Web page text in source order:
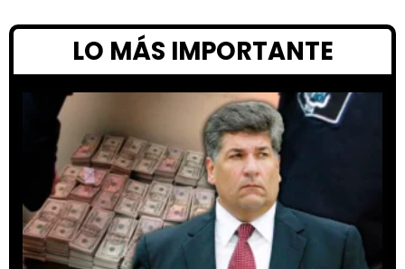
LO MÁS IMPORTANTE